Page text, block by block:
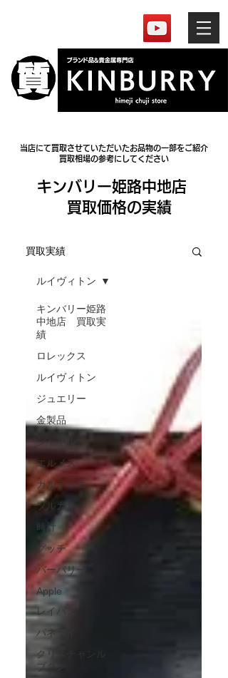
​キンバリー姫路中地店
買取価格の実績
当店にて買取させていただいたお品物の一部をご紹介
買取相場の参考にしてください
買取実績
キンバリー姫路
中地店 買取実
績
ロレックス
ルイヴィトン
ジュエリー
金製品
シャネル
エルメス
カルティエ
ブルガリ
時計
グッチ
バーバリー
Apple
レイバン
パネライ
クリスチャンル
ブタン
ルイヴィトン